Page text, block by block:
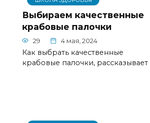
Выбираем качественные
крабовые палочки
29 4 мая, 2024
Как выбрать качественные
крабовые палочки, рассказывает